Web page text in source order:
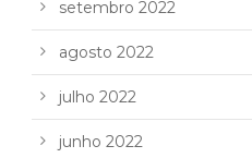
setembro 2022
agosto 2022
julho 2022
junho 2022